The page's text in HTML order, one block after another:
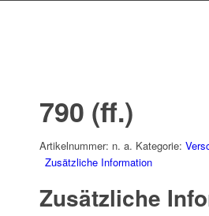
790 (ff.)
Artikelnummer: n. a. Kategorie:
Zusätzliche Information
Zusätzliche